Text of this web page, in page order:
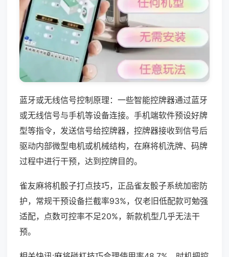
蓝牙或无线信号控制原理：一些智能控牌器通过蓝牙
或无线信号与手机等设备连接。手机端软件预设好牌
型等指令，发送信号给控牌器，控牌器接收到信号后
驱动内部微型电机或机械结构，在麻将机洗牌、码牌
过程中进行干预，达到控牌目的。
雀友麻将机骰子打点技巧，正品雀友骰子系统加密防
护，常规干预设备拦截率93%，仅老旧低配款可勉强
适配，点数可控率不足20%，新款机型几乎无法干
预。